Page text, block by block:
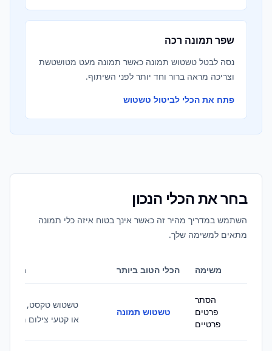
שפר תמונה רכה
נסה לבטל טשטוש תמונה כאשר תמונה מעט מטושטשת
וצריכה מראה ברור וחד יותר לפני השיתוף.
פתח את הכלי לביטול טשטוש
בחר את הכלי הנכון
השתמש במדריך מהיר זה כאשר אינך בטוח איזה כלי תמונה
מתאים למשימה שלך.
משימה הכלי הטוב ביותר מקרה
הסתר
פרטים
פרטיים
טשטוש תמונה
טשטוש טקסט,
או קטעי צילום מסך